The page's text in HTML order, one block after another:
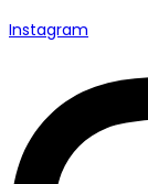
Instagram